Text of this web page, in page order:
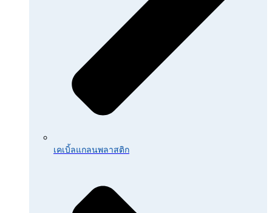
เคเบิ้ลแกลนพลาสติก